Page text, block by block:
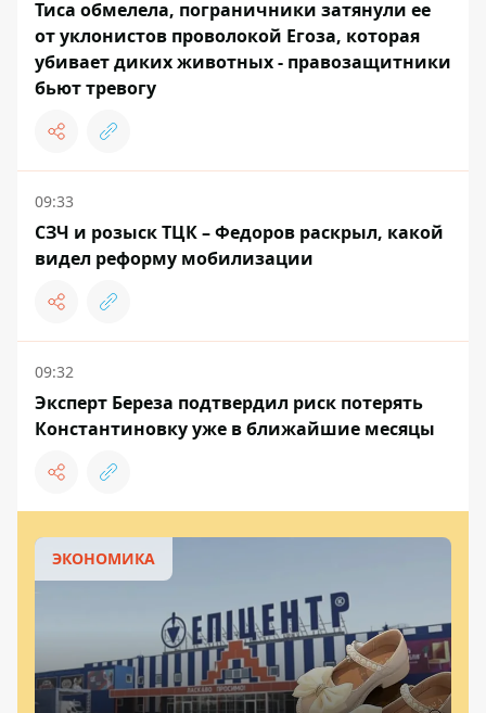
Тиса обмелела, пограничники затянули ее
от уклонистов проволокой Егоза, которая
убивает диких животных - правозащитники
бьют тревогу
09:33
СЗЧ и розыск ТЦК – Федоров раскрыл, какой
видел реформу мобилизации
09:32
Эксперт Береза ​​подтвердил риск потерять
Константиновку уже в ближайшие месяцы
ЭКОНОМИКА